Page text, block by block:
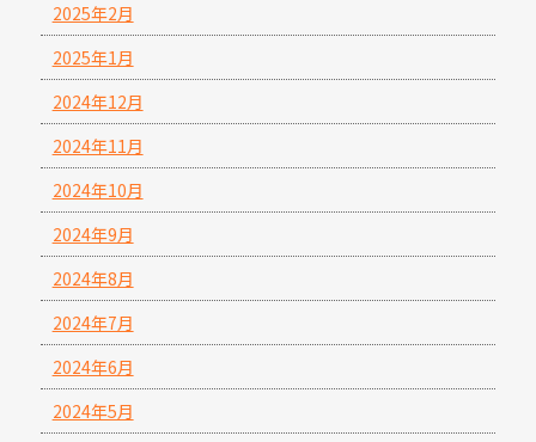
2025年2月
2025年1月
2024年12月
2024年11月
2024年10月
2024年9月
2024年8月
2024年7月
2024年6月
2024年5月